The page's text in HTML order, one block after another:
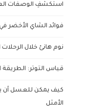
استكشفِ الوصفات
فوائد الشاي الأخضر
نوم هانئ خلال
قياس التوتر:
كيف يمكن للعسل أن
الأمثل